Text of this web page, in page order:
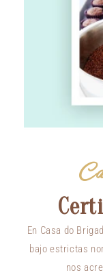
En Casa do
bajo estrictas
nos